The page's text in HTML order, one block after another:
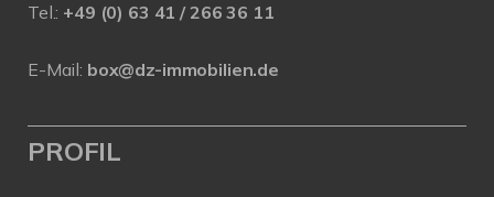
Tel.: +49 (0) 63 41 / 266 36 11
E-Mail: box@dz-immobilien.de
PROFIL